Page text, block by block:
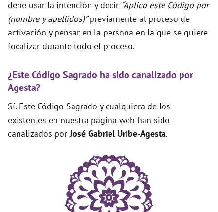
debe usar la intención y decir “Aplico este Código por
(nombre y apellidos)”previamente al proceso de
activación y pensar en la persona en la que se quiere
focalizar durante todo el proceso.
¿Este Código Sagrado ha sido canalizado por
Agesta?
Sí. Este Código Sagrado y cualquiera de los
existentes en nuestra página web han sido
canalizados porJosé Gabriel Uribe-Agesta.